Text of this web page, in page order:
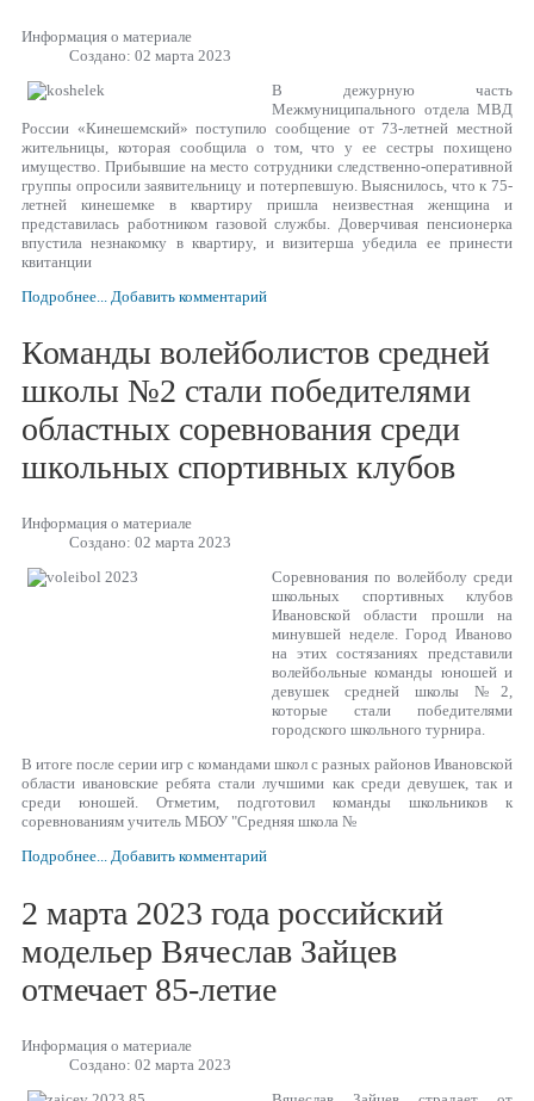
Информация о материале
Создано: 02 марта 2023
В дежурную часть
Межмуниципального отдела МВД
России «Кинешемский» поступило сообщение от 73-летней местной
жительницы, которая сообщила о том, что у ее сестры похищено
имущество. Прибывшие на место сотрудники следственно-оперативной
группы опросили заявительницу и потерпевшую. Выяснилось, что к 75-
летней кинешемке в квартиру пришла неизвестная женщина и
представилась работником газовой службы. Доверчивая пенсионерка
впустила незнакомку в квартиру, и визитерша убедила ее принести
квитанции
Подробнее...
Добавить комментарий
Команды волейболистов средней
школы №2 стали победителями
областных соревнования среди
школьных спортивных клубов
Информация о материале
Создано: 02 марта 2023
Соревнования по волейболу среди
школьных спортивных клубов
Ивановской области прошли на
минувшей неделе. Город Иваново
на этих состязаниях представили
волейбольные команды юношей и
девушек средней школы №2,
которые стали победителями
городского школьного турнира.
В итоге после серии игр с командами школ с разных районов Ивановской
области ивановские ребята стали лучшими как среди девушек, так и
среди юношей. Отметим, подготовил команды школьников к
соревнованиям учитель МБОУ "Средняя школа №
Подробнее... Добавить комментарий
2 марта 2023 года российский
модельер Вячеслав Зайцев
отмечает 85-летие
Информация о материале
Создано: 02 марта 2023